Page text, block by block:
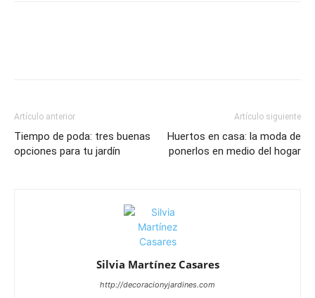
Artículo anterior
Tiempo de poda: tres buenas
opciones para tu jardín
Artículo siguiente
Huertos en casa: la moda de
ponerlos en medio del hogar
Silvia Martínez Casares
http://decoracionyjardines.com